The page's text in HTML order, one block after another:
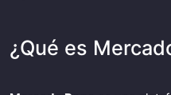
¿Qué es